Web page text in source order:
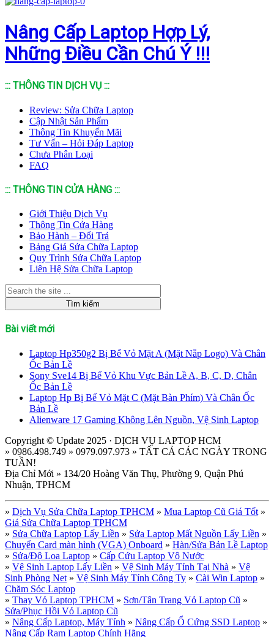
Nâng Cấp Laptop Hợp Lý,
Những Điều Cần Chú Ý !!!
::: THÔNG TIN DỊCH VỤ :::
Review: Sửa Chữa Laptop
Cập Nhật Sản Phẩm
Thông Tin Khuyến Mãi
Tư Vấn – Hỏi Đáp Laptop
Chưa Phân Loại
FAQ
::: THÔNG TIN CỬA HÀNG :::
Giới Thiệu Dịch Vụ
Thông Tin Cửa Hàng
Bảo Hành – Đổi Trả
Bảng Giá Sửa Chữa Laptop
Quy Trình Sửa Chữa Laptop
Liên Hệ Sửa Chữa Laptop
Bài viết mới
Laptop Hp350g2 Bị Bể Vỏ Mặt A (Mặt Nắp Logo) Và Chân
Ốc Bản Lề
Sony Sve14 Bị Bể Vỏ Khu Vực Bản Lề A, B, C, D, Chân
Ốc Bản Lề
Laptop Hp Bị Bể Vỏ Mặt C (Mặt Bàn Phím) Và Chân Ốc
Bản Lề
Alienware 17 Gaming Không Lên Nguồn, Vệ Sinh Laptop
Copyright © Update 2025 · DỊCH VỤ LAPTOP HCM
» 0986.498.749 » 0979.097.973 » TẤT CẢ CÁC NGÀY TRONG
TUẦN!
Địa Chỉ Mới » 134/20 Hoàng Văn Thụ, Phường 9, Quận Phú
Nhuận, TPHCM
» Dịch Vụ Sửa Chữa Laptop TPHCM » Mua Laptop Cũ Giá Tốt »
Giá Sửa Chữa Laptop TPHCM
» Sửa Chữa Laptop Lấy Liền » Sửa Laptop Mất Nguồn Lấy Liền »
Chuyển Card màn hình (VGA) Onboard » Hàn/Sửa Bản Lề Laptop
» Sửa/Độ Loa Laptop » Cấp Cứu Laptop Vô Nước
» Vệ Sinh Laptop Lấy Liền » Vệ Sinh Máy Tính Tại Nhà » Vệ
Sinh Phòng Net » Vệ Sinh Máy Tính Công Ty » Cài Win Laptop »
Chăm Sóc Laptop
» Thay Vỏ Laptop TPHCM » Sơn/Tân Trang Vỏ Laptop Cũ »
Sửa/Phục Hồi Vỏ Laptop Cũ
» Nâng Cấp Laptop, Máy Tính » Nâng Cấp Ổ Cứng SSD Laptop »
Nâng Cấp Ram Laptop Chính Hãng